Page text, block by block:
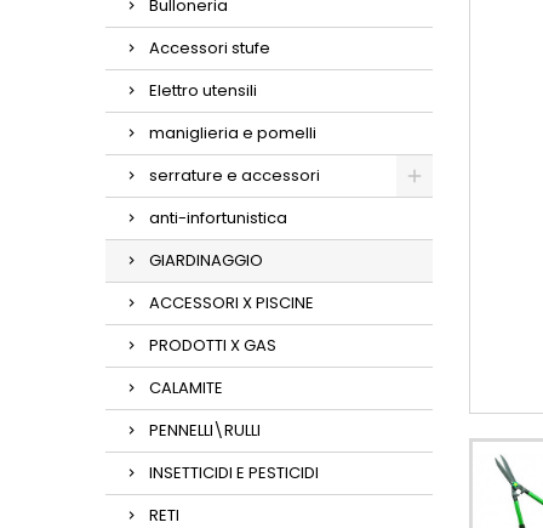
Bulloneria
Accessori stufe
Elettro utensili
maniglieria e pomelli
serrature e accessori
anti-infortunistica
GIARDINAGGIO
ACCESSORI X PISCINE
PRODOTTI X GAS
CALAMITE
PENNELLI\RULLI
INSETTICIDI E PESTICIDI
RETI